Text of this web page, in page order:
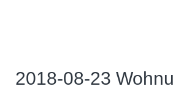
2018-08-23